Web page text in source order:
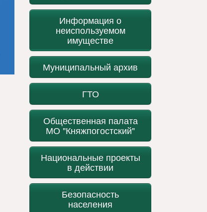
Информация о
неиспользуемом
имуществе
Муниципальный архив
ГТО
Общественная палата
МО "Княжпогостский"
Национальные проекты
в действии
Безопасность
населения